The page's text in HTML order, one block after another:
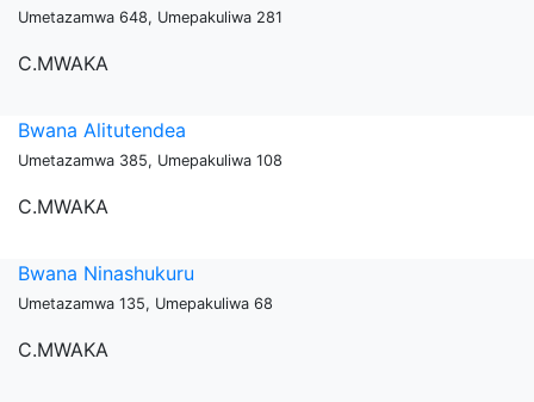
Umetazamwa 648, Umepakuliwa 281
C.MWAKA
Bwana Alitutendea
Umetazamwa 385, Umepakuliwa 108
C.MWAKA
Bwana Ninashukuru
Umetazamwa 135, Umepakuliwa 68
C.MWAKA